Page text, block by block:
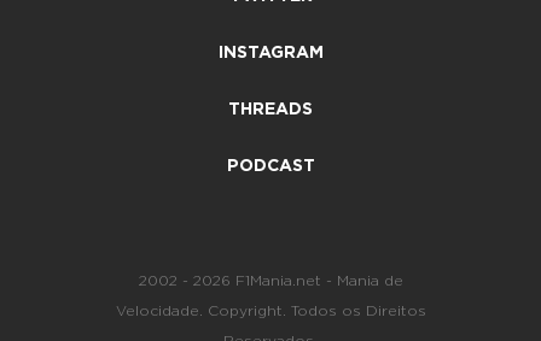
INSTAGRAM
THREADS
PODCAST
2002 - 2026 F1Mania.net - Mania de
Velocidade. Copyright. Todos os Direitos